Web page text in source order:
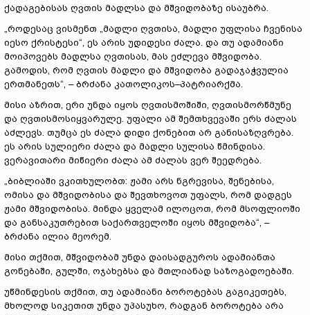
ქადაგებისას ღვთის მადლსა და მშვიდობაზე ისაუბრა.
„როდესაც ვისმენთ „მადლი ღვთისა, მადლი უფლისა ჩვენისა
იესო ქრისტესი“, ეს არის უდიდესი ძალა. და თუ ადამიანი
მოიპოვებს მადლსა ღვთისას, მას ეძლევა მშვიდობა.
გამოდის, რომ ღვთის მადლი და მშვიდობა გადაჯაჭვულია
ერთმანეთს“, – ბრძანა კათოლიკოს–პატრიარქმა.
მისი აზრით, ერი უნდა იყოს ღვთისმოშიში, ღვთისმორწმუნე
და ღვთისმოსიყვარულე. უფალი ამ შემთხვევაში ერს ძალას
აძლევს. თუმცა ეს ძალა დიდი ქონებით არ განისაზღვრება.
ეს არის სულიერი ძალა და მადლი სულისა წმინდისა.
ვერავითარი მიწიერი ძალა ამ ძალას ვერ შეედრება.
„ბიბლიაში ვკითხულობთ: ჟამი არს ნგრევისა, შენებისა,
ომისა და მშვიდობისა და შევთხოვოთ უფალს, რომ დადგეს
ჟამი მშვიდობისა. მინდა ყველამ ილოცოთ, რომ მსოფლიოში
და განსაკუთრებით საქართველოში იყოს მშვიდობა“, –
ბრძანა ილია მეორემ.
მისი თქმით, მშვიდობამ უნდა დაისადგუროს ადამიანთა
გონებაში, გულში, ოჯახებსა და მთლიანად საზოგადოებაში.
უწმინდესის თქმით, თუ ადამიანი ბოროტებას გაგიკეთებს,
მხოლოდ სიკეთით უნდა უპასუხო, რადგან ბოროტება არა